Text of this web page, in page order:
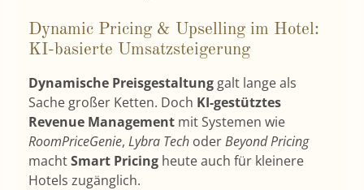
Dynamic Pricing & Upselling im Hotel:
KI-basierte Umsatzsteigerung
Dynamische Preisgestaltung galt lange als
Sache großer Ketten. Doch KI-gestütztes
Revenue Management mit Systemen wie
RoomPriceGenie, Lybra Tech oderBeyond Pricing
machtSmart Pricing heute auch für kleinere
Hotels zugänglich.